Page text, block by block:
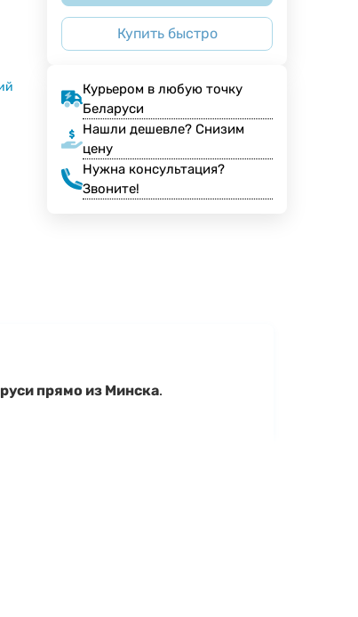
Купить быстро
Курьером в любую точку
Беларуси
Нашли дешевле? Снизим
цену
Нужна консультация?
Звоните!
прямо из Минска.